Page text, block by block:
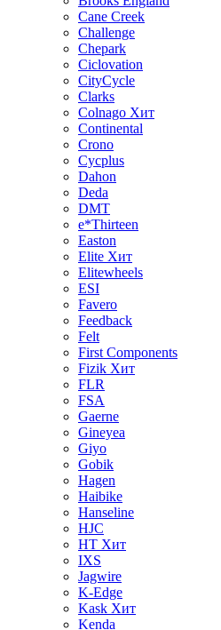
Cane Creek
Challenge
Chepark
Ciclovation
CityCycle
Clarks
Colnago Хит
Continental
Crono
Cycplus
Dahon
Deda
DMT
e*Thirteen
Easton
Elite Хит
Elitewheels
ESI
Favero
Feedback
Felt
First Components
Fizik Хит
FLR
FSA
Gaerne
Gineyea
Giyo
Gobik
Hagen
Haibike
Hanseline
HJC
HT Хит
IXS
Jagwire
K-Edge
Kask Хит
Kenda